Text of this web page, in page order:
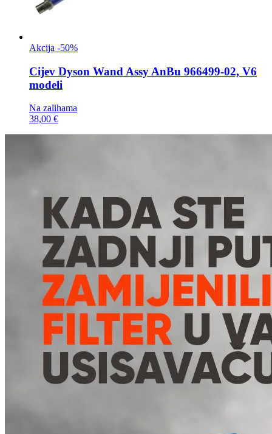
Akcija -50%
Cijev Dyson Wand Assy AnBu 966499-02, V6
modeli
Na zalihama
38,00 €